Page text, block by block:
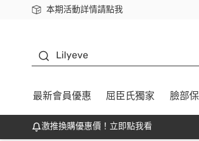
本期活動詳情請點我
下載app最高回饋$350
Lilyeve
最新會員優惠 屈臣氏獨家 臉部
激推換購優惠價！立即點我看